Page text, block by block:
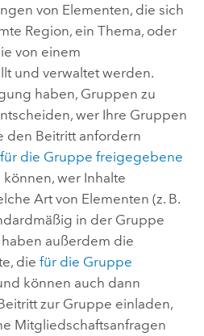
von Elementen, die sich
Region, ein Thema, oder
von einem
und verwaltet werden.
haben, Gruppen zu
wer Ihre Gruppen
den Beitritt anfordern
für die Gruppe freigegebene
können, wer Inhalte
Art von Elementen (z. B.
in der Gruppe
außerdem die
die für die Gruppe
können auch dann
zur Gruppe einladen,
Mitgliedschaftsanfragen